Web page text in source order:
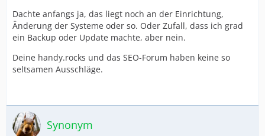
Dachte anfangs ja, das liegt noch an der Einrichtung,
Änderung der Systeme oder so. Oder Zufall, dass ich grad
ein Backup oder Update machte, aber nein.
Deine handy.rocks und das SEO-Forum haben keine so
seltsamen Ausschläge.
Synonym